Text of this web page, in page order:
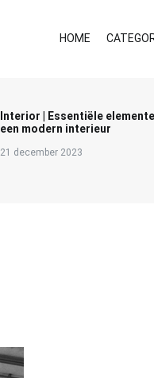
HOME
Interior | Essentiële
een modern interieur
21 december 2023